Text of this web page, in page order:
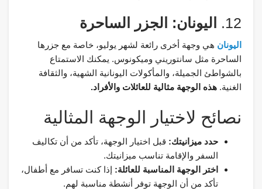
12. اليونان: الجزر الساحرة
اليونان هي وجهة أخرى رائعة لشهر يوليو، خاصة مع جزرها
الساحرة مثل سانتوريني وميكونوس. يمكنك الاستمتاع
بالشواطئ الجميلة، والمأكولات اليونانية الشهية، والثقافة
الغنية. هذه الوجهة مثالية للعائلات والأفراد.
نصائح لاختيار الوجهة المثالية
حدد ميزانيتك: قبل اختيار الوجهة، تأكد من أن تكاليف
السفر والإقامة تناسب ميزانيتك.
اختر الوجهة المناسبة للعائلة: إذا كنت تسافر مع أطفال،
تأكد من أن الوجهة توفر أنشطة مناسبة لهم.